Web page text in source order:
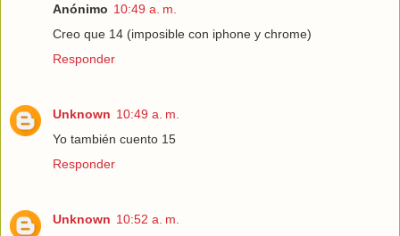
Anónimo 10:49 a. m.
Creo que 14 (imposible con iphone y chrome)
Responder
Unknown 10:49 a. m.
Yo también cuento 15
Responder
Unknown 10:52 a. m.